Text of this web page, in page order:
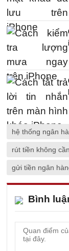
hệ thống ngân
rút tiền không
gửi tiền ngân
Bình